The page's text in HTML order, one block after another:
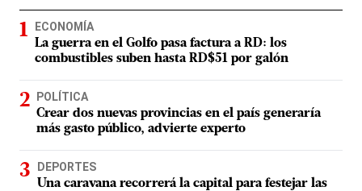
ECONOMÍA
La guerra en el Golfo pasa factura a RD: los
combustibles suben hasta RD$51 por galón
POLÍTICA
Crear dos nuevas provincias en el país generaría
más gasto público, advierte experto
DEPORTES
Una caravana recorrerá la capital para festejar las